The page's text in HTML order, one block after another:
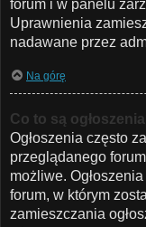
forum i w panelu
Uprawnienia
nadawane przez
Na górę
Co to są
Ogłoszenia często
przeglądanego
możliwe.
forum, w którym
zamieszczania